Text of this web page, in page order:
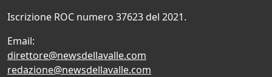
Iscrizione ROC numero 37623 del 2021.
Email:
direttore@newsdellavalle.com
redazione@newsdellavalle.com